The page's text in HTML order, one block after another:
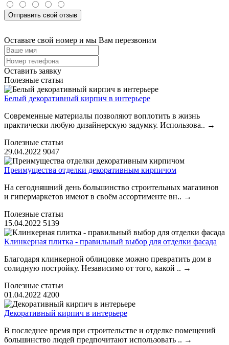
Отправить свой отзыв
Оставьте свой номер и мы Вам перезвоним
Оставить заявку
Полезные статьи
Белый декоративный кирпич в интерьере
Современные материалы позволяют воплотить в жизнь
практически любую дизайнерскую задумку. Использова.. →
Полезные статьи
29.04.2022 9047
Преимущества отделки декоративным кирпичом
На сегодняшний день большинство строительных магазинов
и гипермаркетов имеют в своём ассортименте вн.. →
Полезные статьи
15.04.2022 5139
Клинкерная плитка - правильный выбор для отделки фасада
Благодаря клинкерной облицовке можно превратить дом в
солидную постройку. Независимо от того, какой .. →
Полезные статьи
01.04.2022 4200
Декоративный кирпич в интерьере
В последнее время при строительстве и отделке помещений
большинство людей предпочитают использовать .. →